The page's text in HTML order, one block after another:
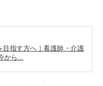
目指す方へ｜看護師・介護
から...